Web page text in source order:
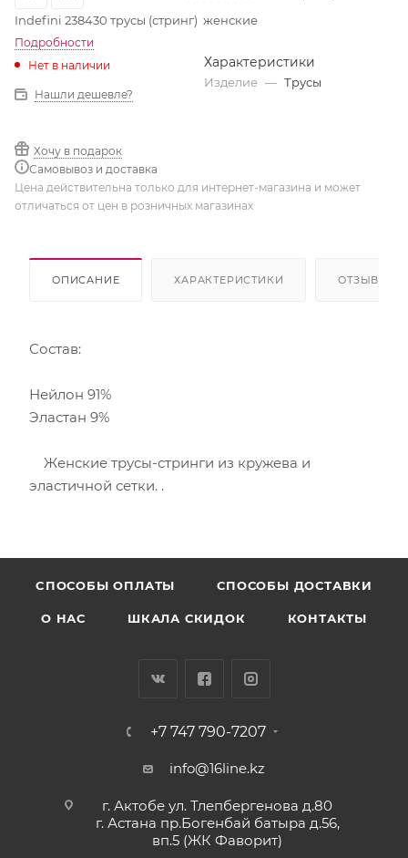
Indefini 238430 трусы (стринг) женские
Подробности
Нет в наличии
Нашли дешевле?
Хочу в подарок
Самовывоз и доставка
Характеристики
Изделие — Трусы
Цена действительна только для интернет-магазина и может
отличаться от цен в розничных магазинах
ОПИСАНИЕ ХАРАКТЕРИСТИКИ ОТЗЫВЫ
Состав:
Нейлон 91%
Эластан 9%
Женские трусы-стринги из кружева и
эластичной сетки. .
CПОСОБЫ ОПЛАТЫ СПОСОБЫ ДОСТАВКИ
О НАС ШКАЛА СКИДОК КОНТАКТЫ
+7 747 790-7207
info@16line.kz
г. Актобе ул. Тлепбергенова д.80
г. Астана пр.Богенбай батыра д.56,
вп.5 (ЖК Фаворит)